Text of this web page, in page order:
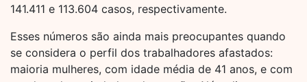
141.411 e 113.604 casos, respectivamente.
Esses números são ainda mais preocupantes quando
se considera o perfil dos trabalhadores afastados:
maioria mulheres, com idade média de 41 anos, e com